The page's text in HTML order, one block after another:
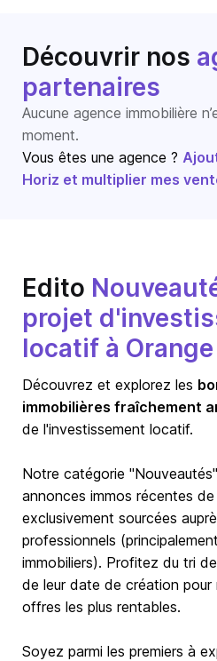
Découvrir nos
partenaires
Aucune agence immobilière
moment.
Vous êtes une agence ?
Horiz et multiplier mes
Edito
projet
locatif à Orange
Découvrez et explorez les
immobilières fraîchement
de l'investissement locatif.
Notre catégorie
annonces immos récentes
exclusivement sourcées
professionnels
immobiliers). Profitez du tri
de leur date de création
offres les plus rentables.
Soyez parmi les premiers à